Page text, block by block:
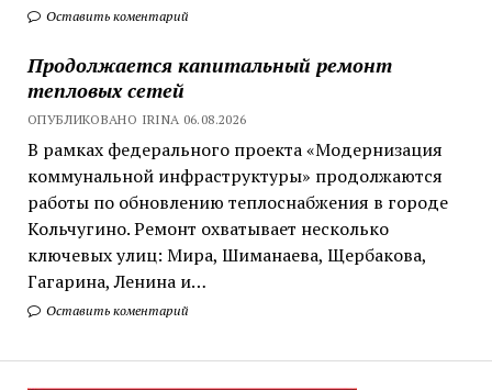
Оставить коментарий
Продолжается капитальный ремонт
тепловых сетей
ОПУБЛИКОВАНО IRINA 06.08.2026
В рамках федерального проекта «Модернизация
коммунальной инфраструктуры» продолжаются
работы по обновлению теплоснабжения в городе
Кольчугино. Ремонт охватывает несколько
ключевых улиц: Мира, Шиманаева, Щербакова,
Гагарина, Ленина и…
Оставить коментарий